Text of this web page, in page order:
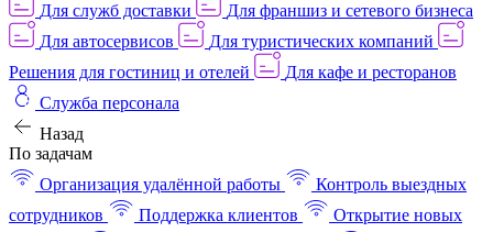
Для служб доставки
Для франшиз и сетевого бизнеса
Для автосервисов
Для туристических компаний
Решения для гостиниц и отелей
Для кафе и ресторанов
Служба персонала
Назад
По задачам
Организация удалённой работы
Контроль выездных
сотрудников
Поддержка клиентов
Открытие новых